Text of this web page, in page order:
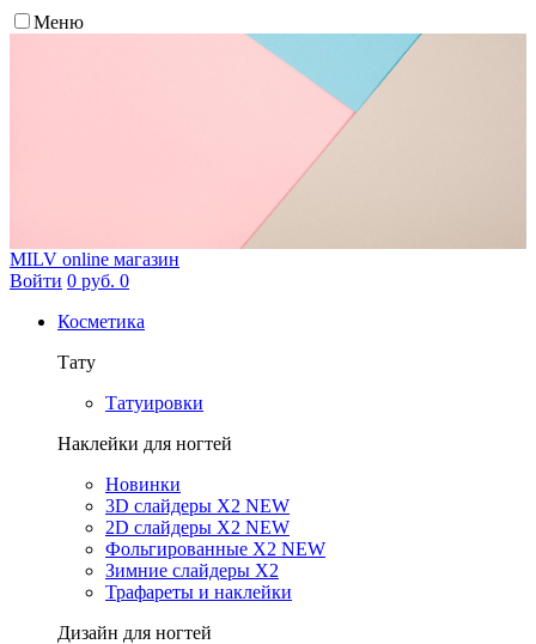
Меню
MILV online магазин
Войти 0 руб. 0
Косметика
Тату
Татуировки
Наклейки для ногтей
Новинки
3D слайдеры X2 NEW
2D слайдеры X2 NEW
Фольгированные X2 NEW
Зимние слайдеры Х2
Трафареты и наклейки
Дизайн для ногтей